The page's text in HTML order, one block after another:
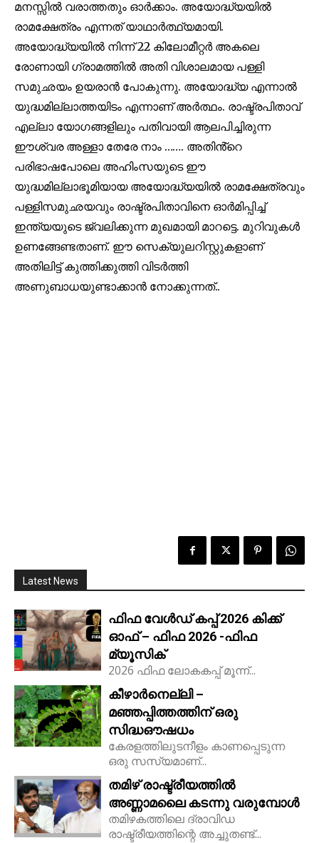
മനസ്സിൽ വരാത്തതും ഓർക്കാം. അയോദ്ധ്യയിൽ
രാമക്ഷേത്രം എന്നത് യാഥാർത്ഥ്യമായി.
അയോദ്ധ്യയിൽ നിന്ന്22 കിലോമീറ്റർ അകലെ
രോണായി ഗ്രാമത്തിൽ അതി വിശാലമായ പള്ളി
സമുഛയം ഉയരാൻ പോകുന്നു. അയോദ്ധ്യ എന്നാൽ
യുദ്ധമില്ലാത്തയിടം എന്നാണ് അർത്ഥം. രാഷ്ട്രപിതാവ്
എല്ലാ യോഗങ്ങളിലും പതിവായി ആലപിച്ചിരുന്ന
ഈശ്വര അള്ളാ തേരേ നാം ……. അതിൻ്റെ
പരിഭാഷപോലെ അഹിംസയുടെ ഈ
യുദ്ധമില്ലാഭൂമിയായ അയോദ്ധ്യയിൽ രാമക്ഷേത്രവും
പള്ളിസമുഛയവും രാഷ്ട്രപിതാവിനെ ഓർമിപ്പിച്ച്
ഇന്ത്യയുടെ ജ്വലിക്കുന്ന മുഖമായി മാറട്ടെ. മുറിവുകൾ
ഉണങ്ങേണ്ടതാണ്. ഈ സെക്യുലറിസ്റ്റുകളാണ്
അതിലിട്ട് കുത്തിക്കുത്തി വിടർത്തി
അണുബാധയുണ്ടാക്കാൻ നോക്കുന്നത്..
Latest News
ഫിഫ വേൾഡ് കപ്പ് 2026 കിക്ക്‌
ഓഫ് – ഫിഫ 2026 -ഫിഫ
മ്യൂസിക്
2026 ഫിഫ ലോകകപ്പ് മൂന്ന്...
കീഴാർനെല്ലി –
മഞ്ഞപ്പിത്തത്തിന് ഒരു
സിദ്ധഔഷധം
കേരളത്തിലുടനീളം കാണപ്പെടുന്ന
ഒരു സസ്യമാണ്...
തമിഴ് രാഷ്ട്രീയത്തിൽ
അണ്ണാമലൈ കടന്നു വരുമ്പോൾ
തമിഴകത്തിലെ ദ്രാവിഡ
രാഷ്ട്രീയത്തിന്റെ അച്ചുതണ്ട്...